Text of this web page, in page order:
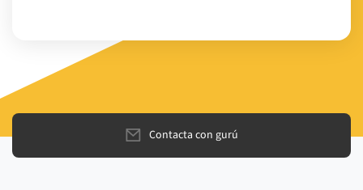
Contacta con gurú